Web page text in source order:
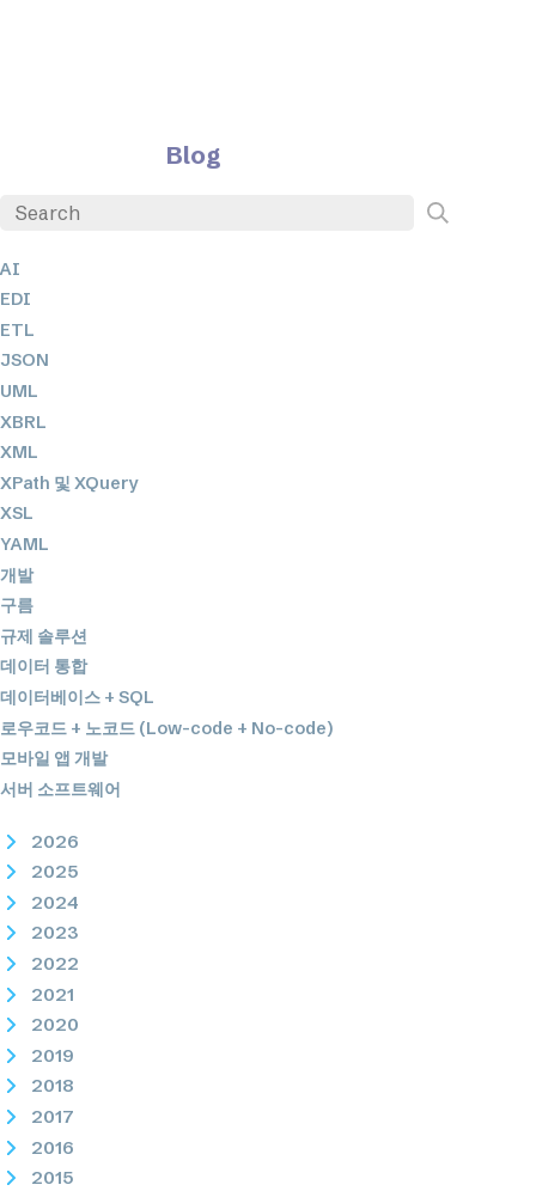
Blog
AI
EDI
ETL
JSON
UML
XBRL
XML
XPath 및 XQuery
XSL
YAML
개발
구름
규제 솔루션
데이터 통합
데이터베이스 + SQL
로우코드 + 노코드 (Low-code + No-code)
모바일 앱 개발
서버 소프트웨어
2026
2025
2024
2023
2022
2021
2020
2019
2018
2017
2016
2015